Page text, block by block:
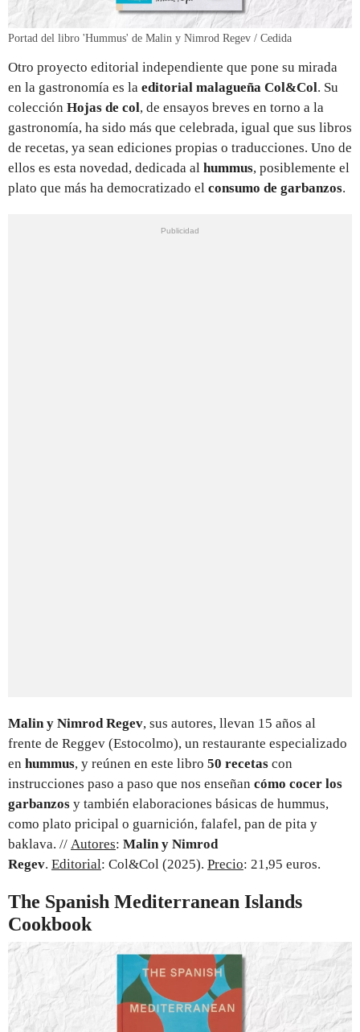
Portad del libro 'Hummus' de Malin y Nimrod Regev / Cedida
Otro proyecto editorial independiente que pone su mirada
en la gastronomía es la editorial malagueña Col&Col. Su
colección Hojas de col, de ensayos breves en torno a la
gastronomía, ha sido más que celebrada, igual que sus libros
de recetas, ya sean ediciones propias o traducciones. Uno de
ellos es esta novedad, dedicada al hummus, posiblemente el
plato que más ha democratizado el consumo de garbanzos.
Malin y Nimrod Regev, sus autores, llevan 15 años al
frente de Reggev (Estocolmo), un restaurante especializado
en hummus, y reúnen en este libro 50 recetas con
instrucciones paso a paso que nos enseñan cómo cocer los
garbanzos y también elaboraciones básicas de hummus,
como plato pricipal o guarnición, falafel, pan de pita y
baklava. // Autores: Malin y Nimrod
Regev. Editorial: Col&Col (2025). Precio: 21,95 euros.
The Spanish Mediterranean Islands
Cookbook